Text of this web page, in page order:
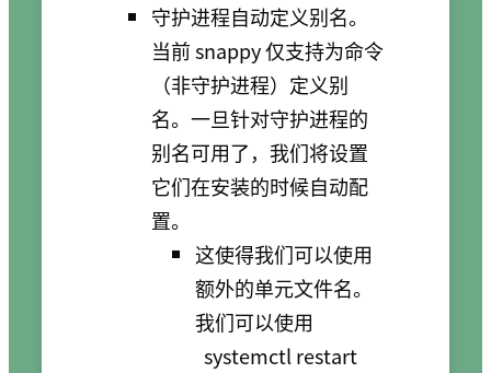
守护进程自动定义别名。
当前 snappy 仅支持为命令
（非守护进程）定义别
名。一旦针对守护进程的
别名可用了，我们将设置
它们在安装的时候自动配
置。
这使得我们可以使用
额外的单元文件名。
我们可以使用
systemctl restart